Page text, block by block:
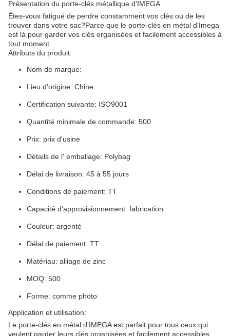
Présentation du porte-clés métallique d'IMEGA
Êtes-vous fatigué de perdre constamment vos clés ou de les
trouver dans votre sac?Parce que le porte-clés en métal d'Imega
est là pour garder vos clés organisées et facilement accessibles à
tout moment.
Attributs du produit:
Nom de marque:
Lieu d'origine: Chine
Certification suivante: ISO9001
Quantité minimale de commande: 500
Prix: prix d'usine
Détails de l' emballage: Polybag
Délai de livraison: 45 à 55 jours
Conditions de paiement: TT
Capacité d'approvisionnement: fabrication
Couleur: argenté
Délai de paiement: TT
Matériau: alliage de zinc
MOQ: 500
Forme: comme photo
Application et utilisation:
Le porte-clés en métal d'IMEGA est parfait pour tous ceux qui
veulent garder leurs clés organisées et facilement accessibles.